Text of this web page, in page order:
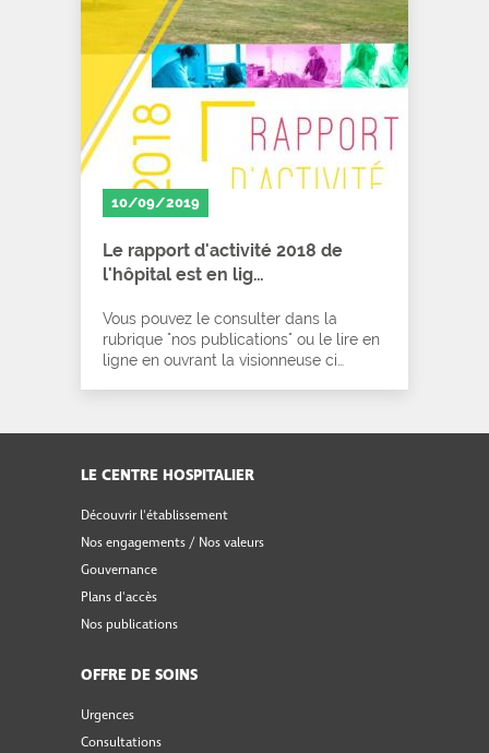
10/09/2019
Le rapport d'activité 2018 de
l'hôpital est en lig…
Vous pouvez le consulter dans la
rubrique "nos publications" ou le lire en
ligne en ouvrant la visionneuse ci…
LE CENTRE HOSPITALIER
Découvrir l'établissement
Nos engagements / Nos valeurs
Gouvernance
Plans d'accès
Nos publications
OFFRE DE SOINS
Urgences
Consultations